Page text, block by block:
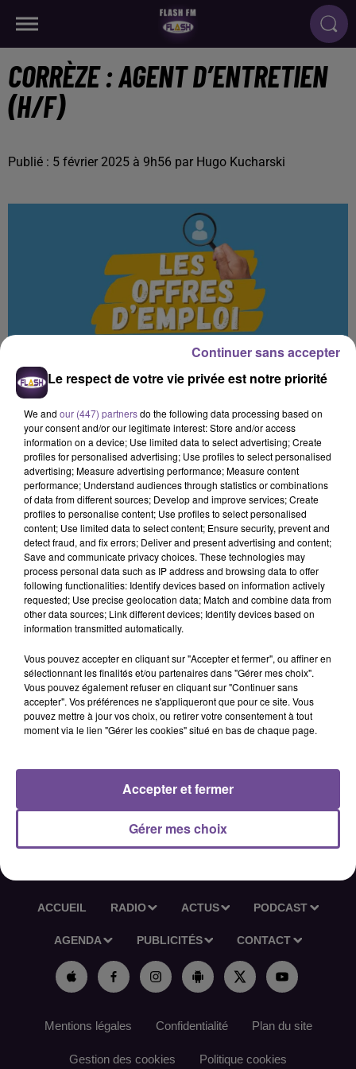
CORRÈZE : AGENT D’ENTRETIEN
(H/F)
Publié : 5 février 2025 à 9h56 par Hugo Kucharski
Offres Emploi Flash FM
Crédit :Flash FM
Un établissement de formation à
Egletons recherche un Agent
d’Entretien (H/F).
Un établissement de formation à Egletons recherche un
Agent d’Entretien (H/F). Vous devrez réaliser des travaux
d’entretien des bâtiments, assurer des travaux de
maintenance et de manutention, réaliser des aménagements
extérieurs et de l’entretien des espaces verts, faire l’entretien
des matériels ou encore participer aux manifestations de
l’école et de divers travaux. Le poste est à pourvoir en CDI,
expérience de 2 ans sur un poste similaire est souhaitable.
Référence France Travail : 187JPRR
ACCUEIL RADIO ACTUS PODCAST
AGENDA PUBLICITÉS CONTACT
Mentions légales Confidentialité Plan du site
Gestion des cookies Politique cookies
Le respect de votre vie privée est notre priorité
We and our (447) partnersdo the following data processing based on
your consent and/or our legitimate interest: Store and/or access
information on a device; Use limited data to select advertising; Create
profiles for personalised advertising; Use profiles to select personalised
advertising; Measure advertising performance; Measure content
performance; Understand audiences through statistics or combinations
of data from different sources; Develop and improve services; Create
profiles to personalise content; Use profiles to select personalised
content; Use limited data to select content; Ensure security, prevent and
detect fraud, and fix errors; Deliver and present advertising and content;
Save and communicate privacy choices. These technologies may
process personal data such as IP address and browsing data to offer
following functionalities: Identify devices based on information actively
requested; Use precise geolocation data; Match and combine data from
other data sources; Link different devices; Identify devices based on
information transmitted automatically.
Vous pouvez accepter en cliquant sur "Accepter et fermer", ou affiner en
sélectionnant les finalités et/ou partenaires dans "Gérer mes choix".
Vous pouvez également refuser en cliquant sur "Continuer sans
accepter". Vos préférences ne s'appliqueront que pour ce site. Vous
pouvez mettre à jour vos choix, ou retirer votre consentement à tout
moment via le lien "Gérer les cookies" situé en bas de chaque page.
Gérer mes choix
Accepter et fermer
Continuer sans accepter